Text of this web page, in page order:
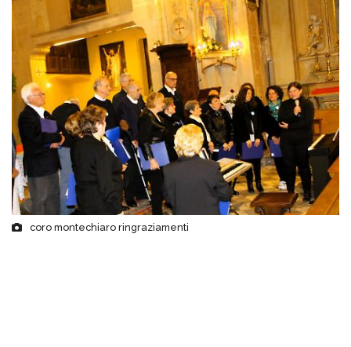
coro montechiaro ringraziamenti